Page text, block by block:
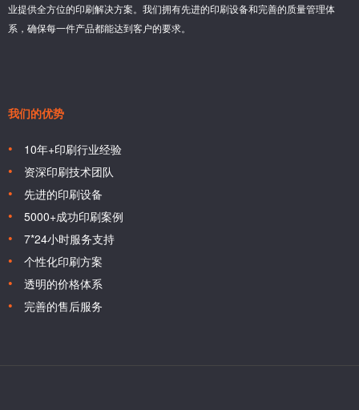
业提供全方位的印刷解决方案。我们拥有先进的印刷设备和完善的质量管理体
系，确保每一件产品都能达到客户的要求。
我们的优势
10年+印刷行业经验
资深印刷技术团队
先进的印刷设备
5000+成功印刷案例
7*24小时服务支持
个性化印刷方案
透明的价格体系
完善的售后服务